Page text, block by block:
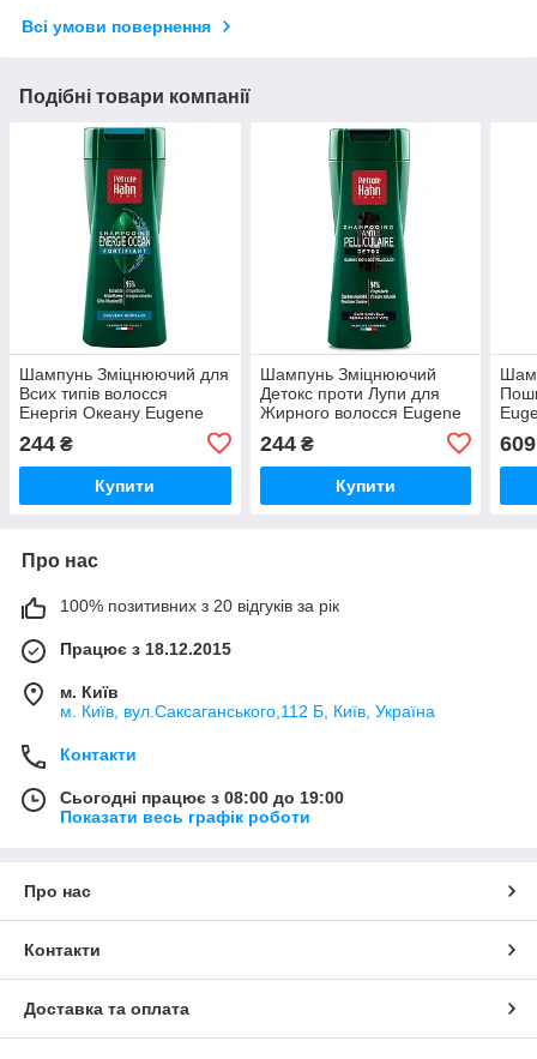
Всі умови повернення
Подібні товари компанії
Шампунь Зміцнюючий для
Всих типів волосся
Енергія Океану Eugene
Рerma Paris Petrole Hahn
250 мл
244 ₴
Купити
Шампунь Зміцнюючий
Детокс проти Лупи для
Жирного волосся Eugene
Рerma Paris Petrole Hahn
250 мл
244₴
Купити
300
609
Про нас
100% позитивних з 20 відгуків за рік
Працює з 18.12.2015
м. Київ
м. Київ, вул.Саксаганського,112 Б, Київ, Україна
Контакти
Сьогодні працює з 08:00 до 19:00
Показати весь графік роботи
Про нас
Контакти
Доставка та оплата